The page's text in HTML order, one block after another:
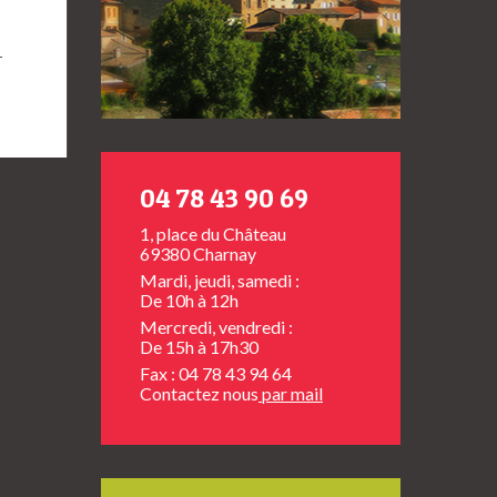
04 78 43 90 69
1, place du Château
69380 Charnay
Mardi, jeudi, samedi :
De 10h à 12h
Mercredi, vendredi :
De 15h à 17h30
Fax : 04 78 43 94 64
Contactez nous par mail